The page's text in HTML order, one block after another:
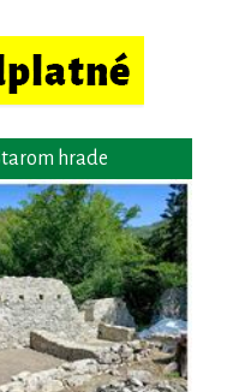
hrade